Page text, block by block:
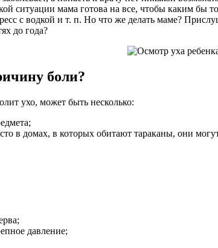
ситуации мама готова на все, чтобы каким бы
с водкой и т. п. Но что же делать маме?
до года?
боли?
ухо, может быть несколько:
в домах, в которых обитают тараканы, они
давление;